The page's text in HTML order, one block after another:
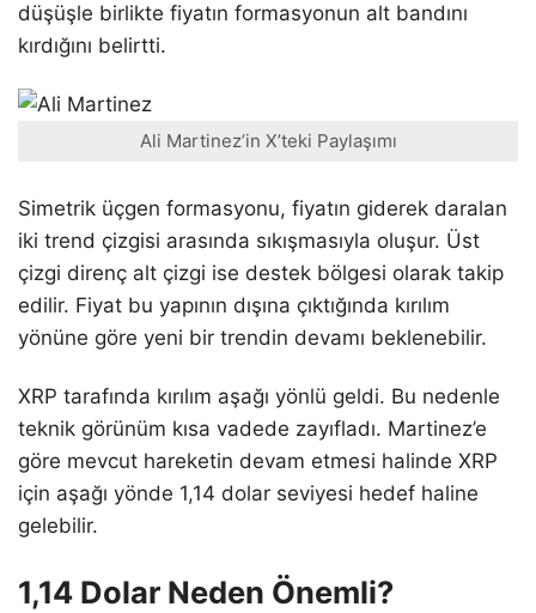
düşüşle birlikte fiyatın formasyonun alt bandını
kırdığını belirtti.
Ali Martinez’in X’teki Paylaşımı
Simetrik üçgen formasyonu, fiyatın giderek daralan
iki trend çizgisi arasında sıkışmasıyla oluşur. Üst
çizgi direnç alt çizgi ise destek bölgesi olarak takip
edilir. Fiyat bu yapının dışına çıktığında kırılım
yönüne göre yeni bir trendin devamı beklenebilir.
XRP tarafında kırılım aşağı yönlü geldi. Bu nedenle
teknik görünüm kısa vadede zayıfladı. Martinez’e
göre mevcut hareketin devam etmesi halinde XRP
için aşağı yönde 1,14 dolar seviyesi hedef haline
gelebilir.
1,14 Dolar Neden Önemli?